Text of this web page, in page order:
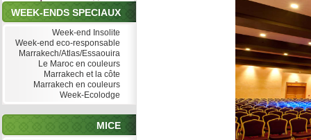
WEEK-ENDS SPECIAUX
Week-end Insolite
Week-end eco-responsable
Marrakech/Atlas/Essaouira
Le Maroc en couleurs
Marrakech et la côte
Marrakech en couleurs
Week-Ecolodge
MICE